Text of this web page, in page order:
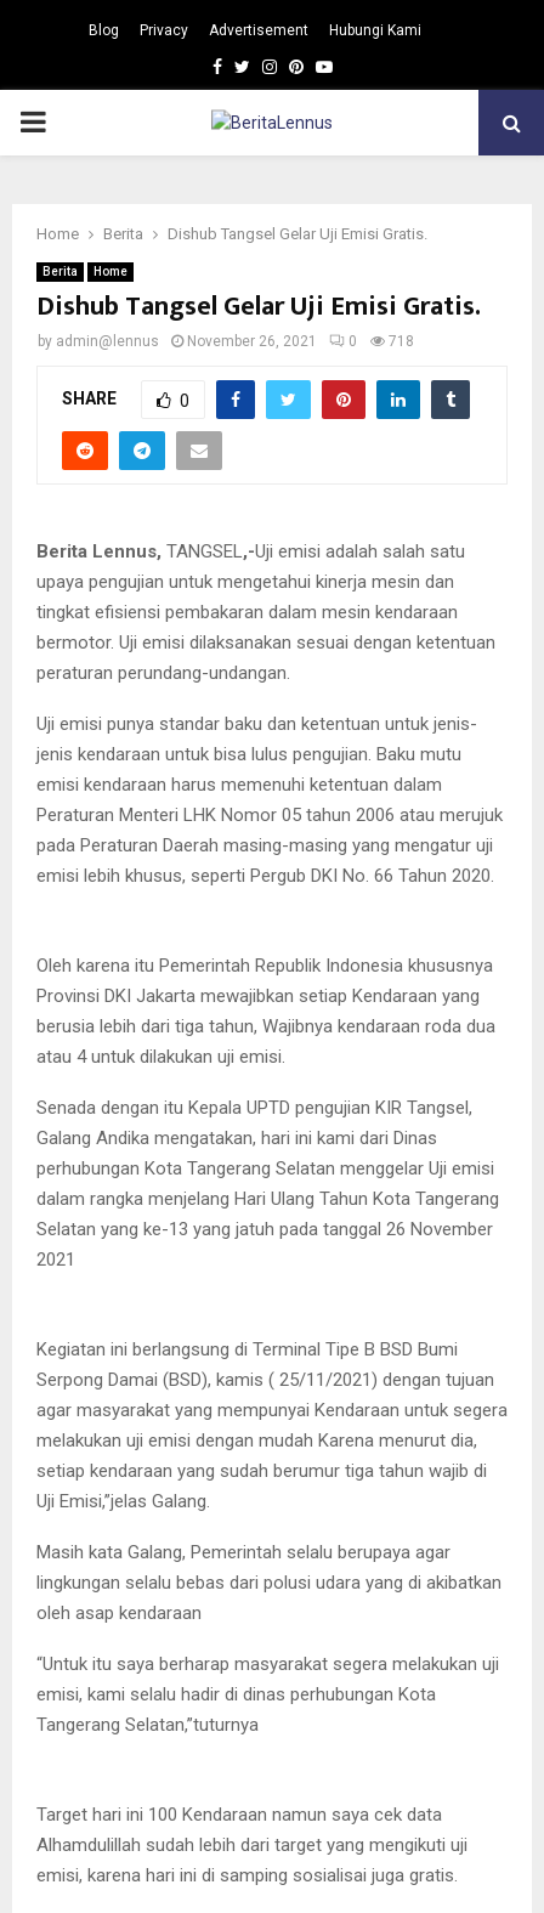
Blog Privacy Advertisement Hubungi Kami
Facebook
TwitterInstagram
Pinterest
Youtube
PRIMARY
Home Berita Dishub Tangsel Gelar Uji Emisi Gratis.
Berita Home
Dishub Tangsel Gelar Uji Emisi Gratis.
by admin@lennus November 26, 2021 0 718
SHARE 0
Berita Lennus, TANGSEL ,-Uji emisi adalah salah satu
upaya pengujian untuk mengetahui kinerja mesin dan
tingkat efisiensi pembakaran dalam mesin kendaraan
bermotor. Uji emisi dilaksanakan sesuai dengan ketentuan
peraturan perundang-undangan.
Uji emisi punya standar baku dan ketentuan untuk jenis-
jenis kendaraan untuk bisa lulus pengujian. Baku mutu
emisi kendaraan harus memenuhi ketentuan dalam
Peraturan Menteri LHK Nomor 05 tahun 2006 atau merujuk
pada Peraturan Daerah masing-masing yang mengatur uji
emisi lebih khusus, seperti Pergub DKI No. 66 Tahun 2020.
Oleh karena itu Pemerintah Republik Indonesia khususnya
Provinsi DKI Jakarta mewajibkan setiap Kendaraan yang
berusia lebih dari tiga tahun, Wajibnya kendaraan roda dua
atau 4 untuk dilakukan uji emisi.
Senada dengan itu Kepala UPTD pengujian KIR Tangsel,
Galang Andika mengatakan, hari ini kami dari Dinas
perhubungan Kota Tangerang Selatan menggelar Uji emisi
dalam rangka menjelang Hari Ulang Tahun Kota Tangerang
Selatan yang ke-13 yang jatuh pada tanggal 26 November
2021
Kegiatan ini berlangsung di Terminal Tipe B BSD Bumi
Serpong Damai (BSD), kamis ( 25/11/2021) dengan tujuan
agar masyarakat yang mempunyai Kendaraan untuk segera
melakukan uji emisi dengan mudah Karena menurut dia,
setiap kendaraan yang sudah berumur tiga tahun wajib di
Uji Emisi,”jelas Galang.
Masih kata Galang, Pemerintah selalu berupaya agar
lingkungan selalu bebas dari polusi udara yang di akibatkan
oleh asap kendaraan
“Untuk itu saya berharap masyarakat segera melakukan uji
emisi, kami selalu hadir di dinas perhubungan Kota
Tangerang Selatan,”tuturnya
Target hari ini 100 Kendaraan namun saya cek data
Alhamdulillah sudah lebih dari target yang mengikuti uji
emisi, karena hari ini di samping sosialisai juga gratis.